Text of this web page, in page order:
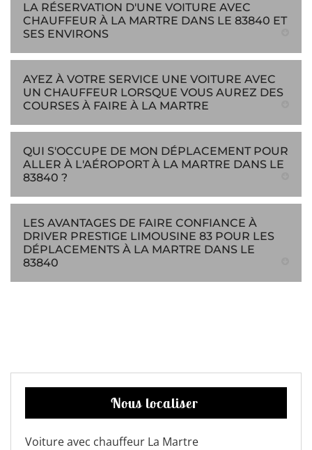
LA RÉSERVATION D'UNE VOITURE AVEC
CHAUFFEUR À LA MARTRE DANS LE 83840 ET
SES ENVIRONS
AYEZ À VOTRE SERVICE UNE VOITURE AVEC
UN CHAUFFEUR LORSQUE VOUS AUREZ DES
COURSES À FAIRE À LA MARTRE
QUI S'OCCUPE DE MON DÉPLACEMENT POUR
ALLER À L'AÉROPORT À LA MARTRE DANS LE
83840 ?
LES AVANTAGES DE FAIRE CONFIANCE À
DRIVER PRESTIGE LIMOUSINE 83 POUR LES
DÉPLACEMENTS À LA MARTRE DANS LE
83840
Nous localiser
Voiture avec chauffeur La Martre